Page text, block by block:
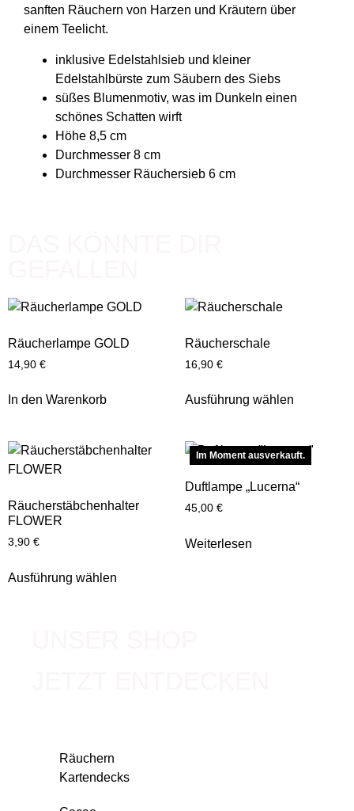
sanften Räuchern von Harzen und Kräutern über
einem Teelicht.
inklusive Edelstahlsieb und kleiner
Edelstahlbürste zum Säubern des Siebs
süßes Blumenmotiv, was im Dunkeln einen
schönes Schatten wirft
Höhe 8,5 cm
Durchmesser 8 cm
Durchmesser Räuchersieb 6 cm
Räucherlampe GOLD
14,90 €
In den Warenkorb
Räucherschale
16,90 €
Ausführung wählen
Räucherstäbchenhalter
FLOWER
3,90 €
Ausführung wählen
Im Moment ausverkauft.
Duftlampe „Lucerna“
45,00 €
Weiterlesen
Räuchern
Kartendecks